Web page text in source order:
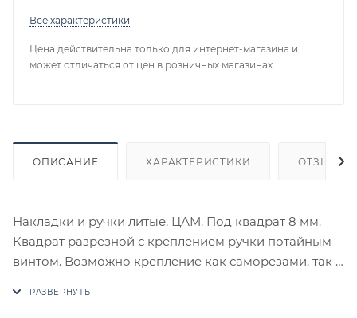
Все характеристики
Цена действительна только для интернет-магазина и
может отличаться от цен в розничных магазинах
ОПИСАНИЕ ХАРАКТЕРИСТИКИ ОТЗЫВЫ
Накладки и ручки литые, ЦАМ. Под квадрат 8 мм.
Квадрат разрезной с креплением ручки потайным
винтом. Возможно крепление как саморезами, так и